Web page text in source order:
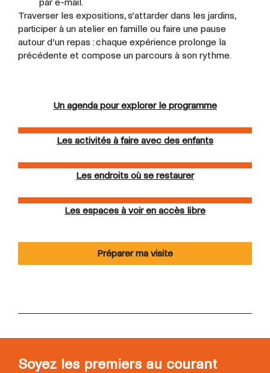
par e-mail.
Traverser les expositions, s’attarder dans les jardins,
participer à un atelier en famille ou faire une pause
autour d’un repas : chaque expérience prolonge la
précédente et compose un parcours à son rythme.
Un agenda pour explorer le programme
Les activités à faire avec des enfants
Les endroits où se restaurer
Les espaces à voir en accès libre
Préparer ma visite
Soyez les premiers au courant